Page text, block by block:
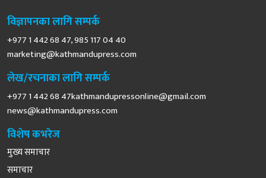
विज्ञापनका लागि सम्पर्क
+977 1 442 68 47, 985 117 04 40
marketing@kathmandupress.com
लेख/रचनाका लागि सम्पर्क
+977 1 442 68 47kathmandupressonline@gmail.com
news@kathmandupress.com
विशेष कभरेज
मुख्य समाचार
समाचार